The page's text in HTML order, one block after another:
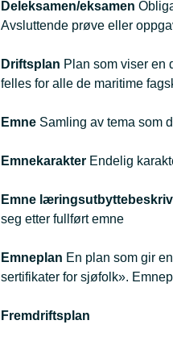
Deleksamen/eksamen
Avsluttende prøve eller
Driftsplan Plan som viser en
felles for alle de maritime
Emne Samling av tema som
Emnekarakter Endelig
Emne
seg etter fullført emne
Emneplan En plan som gir
sertifikater for sjøfolk».
Fremdriftsplan